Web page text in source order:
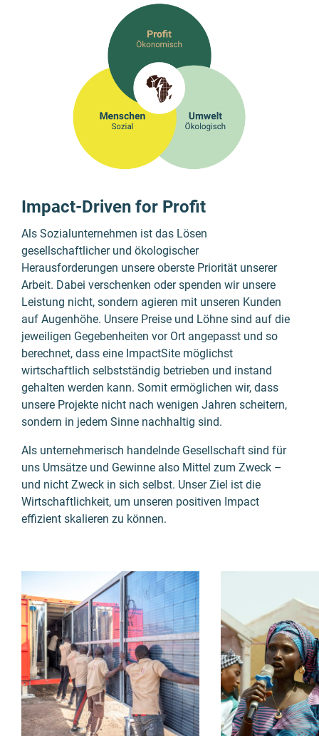
Impact-Driven for Profit
Als Sozialunternehmen ist das Lösen
gesellschaftlicher und ökologischer
Herausforderungen unsere oberste Priorität unserer
Arbeit. Dabei verschenken oder spenden wir unsere
Leistung nicht, sondern agieren mit unseren Kunden
auf Augenhöhe. Unsere Preise und Löhne sind auf die
jeweiligen Gegebenheiten vor Ort angepasst und so
berechnet, dass eine ImpactSite möglichst
wirtschaftlich selbstständig betrieben und instand
gehalten werden kann. Somit ermöglichen wir, dass
unsere Projekte nicht nach wenigen Jahren scheitern,
sondern in jedem Sinne nachhaltig sind.
Als unternehmerisch handelnde Gesellschaft sind für
uns Umsätze und Gewinne also Mittel zum Zweck –
und nicht Zweck in sich selbst. Unser Ziel ist die
Wirtschaftlichkeit, um unseren positiven Impact
effizient skalieren zu können.